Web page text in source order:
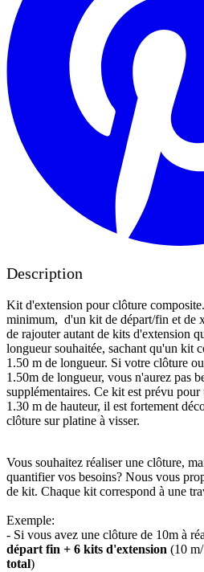
Description
Kit d'extension pour clôture
minimum, d'un kit de départ/fin et de
de rajouter autant de kits d'extension
longueur souhaitée, sachant qu'un kit
1.50 m de longueur. Si votre clôture
1.50m de longueur, vous n'aurez pas
supplémentaires. Ce kit est prévu
1.30 m de hauteur, il est fortement
clôture sur platine à visser.
Vous souhaitez réaliser une clôture,
quantifier vos besoins? Nous vous
de kit. Chaque kit correspond à une
Exemple:
- Si vous avez une clôture de 10m à
départ fin + 6 kits d'extension (10
total)